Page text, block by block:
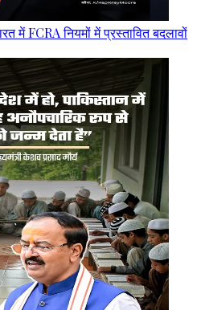
में FCRA नियमों में प्रस्तावित बदलावों